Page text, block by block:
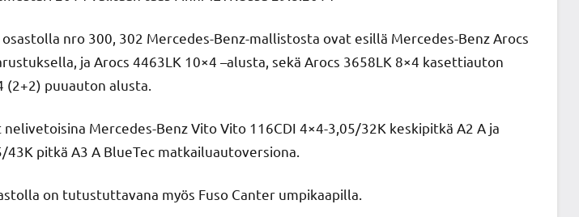
nro 300, 302 Mercedes-Benz-mallistosta ovat esillä Mercedes-Benz Arocs
ja Arocs 4463LK 10×4 –alusta, sekä Arocs 3658LK 8×4 kasettiauton
(2+2) puuauton alusta.
Mercedes-Benz Vito Vito 116CDI 4×4-3,05/32K keskipitkä A2 A ja
43K pitkä A3 A BlueTec matkailuautoversiona.
on tutustuttavana myös Fuso Canter umpikaapilla.